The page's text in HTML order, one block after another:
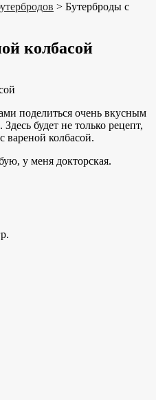
> Бутерброды с
колбасой
поделиться очень вкусным
. Здесь будет не только рецепт,
вареной колбасой.
у меня докторская.